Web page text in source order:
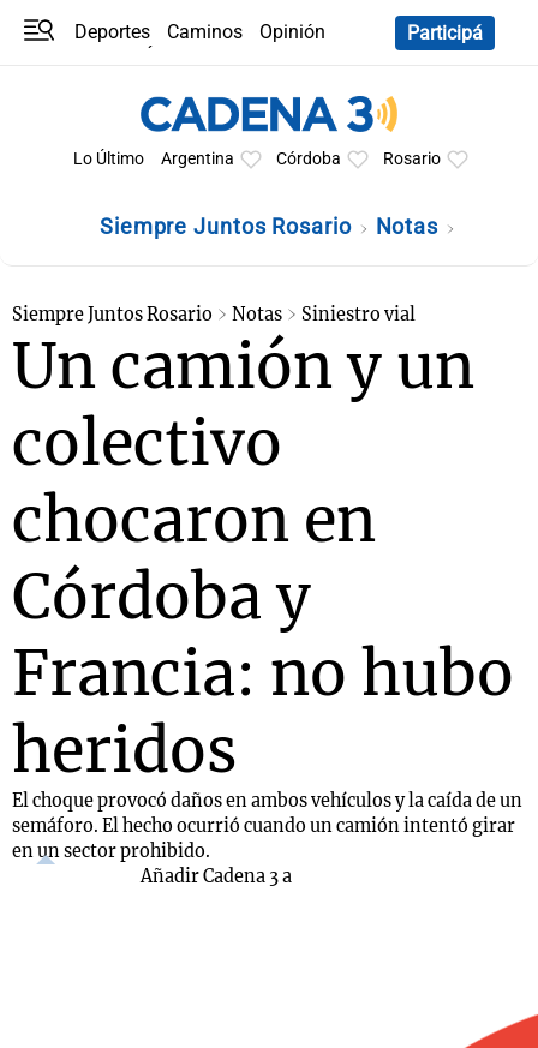
Deportes Caminos
Opinión
Participá
Lo Último Argentina Córdoba Rosario
Siempre Juntos Rosario Notas
Siempre Juntos Rosario Notas Siniestro vial
Un camión y un
colectivo
chocaron en
Córdoba y
Francia: no hubo
heridos
El choque provocó daños en ambos vehículos y la caída de un
semáforo. El hecho ocurrió cuando un camión intentó girar
en un sector prohibido.
Añadir Cadena 3 a